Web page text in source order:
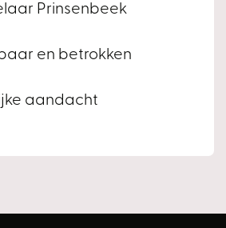
wordt het verkoopproces
meer gelden) heb je als bieder
gedane bod inzichtelijk met
Prinsenbeek
en betrokken
aandacht